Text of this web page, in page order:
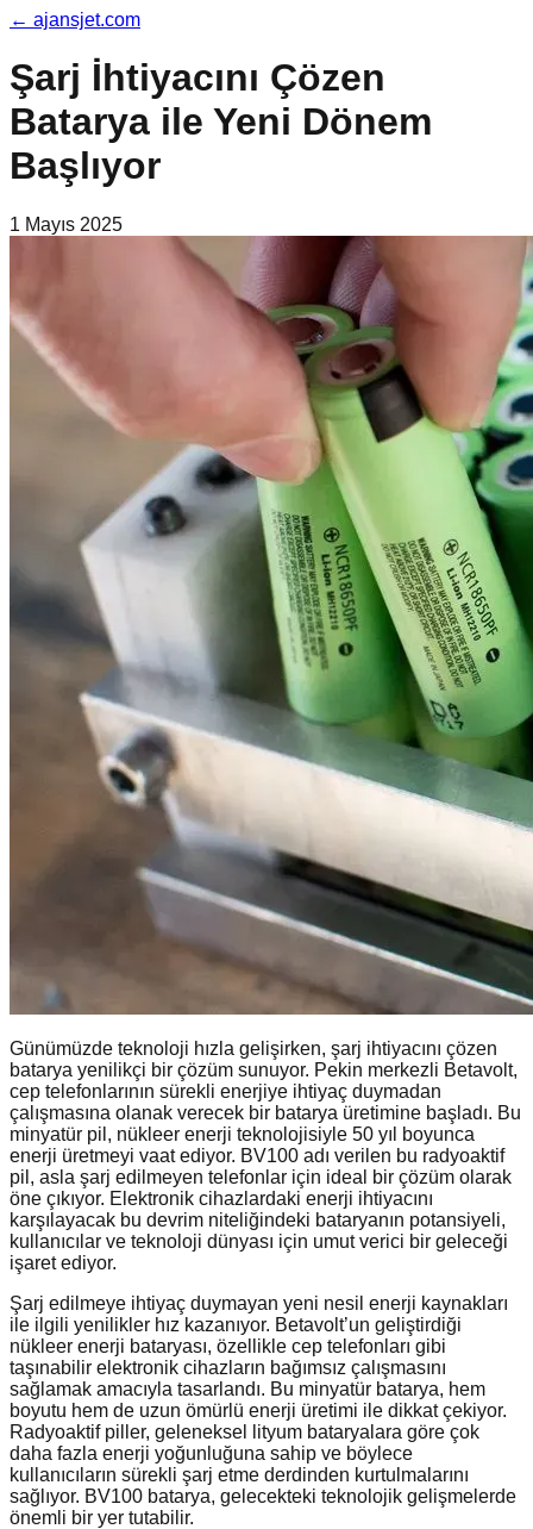
← ajansjet.com
Şarj İhtiyacını Çözen
Batarya ile Yeni Dönem
Başlıyor
1 Mayıs 2025
Günümüzde teknoloji hızla gelişirken, şarj ihtiyacını çözen
batarya yenilikçi bir çözüm sunuyor. Pekin merkezli Betavolt,
cep telefonlarının sürekli enerjiye ihtiyaç duymadan
çalışmasına olanak verecek bir batarya üretimine başladı. Bu
minyatür pil, nükleer enerji teknolojisiyle 50 yıl boyunca
enerji üretmeyi vaat ediyor. BV100 adı verilen bu radyoaktif
pil, asla şarj edilmeyen telefonlar için ideal bir çözüm olarak
öne çıkıyor. Elektronik cihazlardaki enerji ihtiyacını
karşılayacak bu devrim niteliğindeki bataryanın potansiyeli,
kullanıcılar ve teknoloji dünyası için umut verici bir geleceği
işaret ediyor.
Şarj edilmeye ihtiyaç duymayan yeni nesil enerji kaynakları
ile ilgili yenilikler hız kazanıyor. Betavolt’un geliştirdiği
nükleer enerji bataryası, özellikle cep telefonları gibi
taşınabilir elektronik cihazların bağımsız çalışmasını
sağlamak amacıyla tasarlandı. Bu minyatür batarya, hem
boyutu hem de uzun ömürlü enerji üretimi ile dikkat çekiyor.
Radyoaktif piller, geleneksel lityum bataryalara göre çok
daha fazla enerji yoğunluğuna sahip ve böylece
kullanıcıların sürekli şarj etme derdinden kurtulmalarını
sağlıyor. BV100 batarya, gelecekteki teknolojik gelişmelerde
önemli bir yer tutabilir.